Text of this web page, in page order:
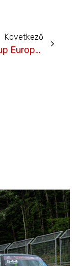
Következő
Swift Cup Europe – 2020 – RTL Klub – Autogram / Salzburgring